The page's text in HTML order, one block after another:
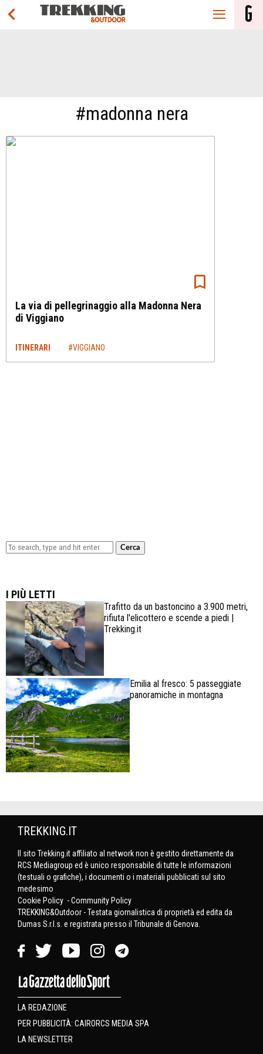
#madonna nera
La via di pellegrinaggio alla Madonna Nera
di Viggiano
ITINERARI #VIGGIANO
Cerca
I PIÙ LETTI
Trafitto da un bastoncino a 3.900 metri,
rifiuta l'elicottero e scende a piedi |
Trekking.it
Emilia al fresco: 5 passeggiate
panoramiche in montagna
TREKKING.IT
Il sito Trekking.it affiliato al network non è gestito direttamente da
RCS Mediagroup ed è unico responsabile di tutte le informazioni
(testuali o grafiche), i documenti o i materiali pubblicati sul sito
medesimo
Cookie Policy -Community Policy
TREKKING&Outdoor - Testata giornalistica di proprietà ed edita da
Dumas S.r.l.s. e registrata presso il Tribunale di Genova.
LA REDAZIONE
PER PUBBLICITÀ: CAIRORCS MEDIA SPA
LA NEWSLETTER